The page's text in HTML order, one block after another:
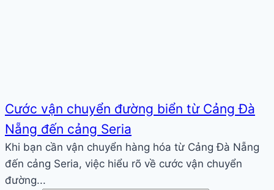
Cước vận chuyển đường biển từ Cảng Đà
Nẵng đến cảng Seria
Khi bạn cần vận chuyển hàng hóa từ Cảng Đà Nẵng
đến cảng Seria, việc hiểu rõ về cước vận chuyển
đường...